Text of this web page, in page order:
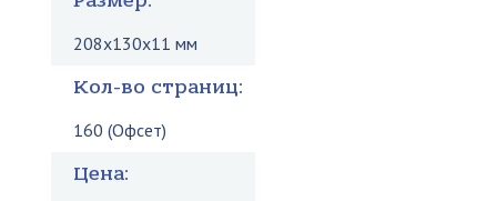
208x130x11 мм
Кол-во страниц:
160 (Офсет)
Цена: